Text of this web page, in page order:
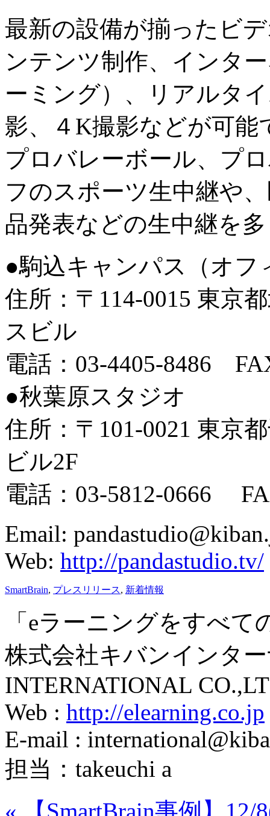
最新の設備が揃ったビ
ンテンツ制作、インタ
ーミング）、リアルタ
影、４K撮影などが可能
プロバレーボール、プ
フのスポーツ生中継や
品発表などの生中継を
●駒込キャンパス（オフ
住所：〒114-0015 東京
スビル
電話：03-4405-8486
●秋葉原スタジオ
住所：〒101-0021 東京
ビル2F
電話：03-5812-0666
Email:
Web: http://pandastudio.tv/
SmartBrain, プレスリリース, 新着情報
「eラーニングをすべて
株式会社キバンインタ
INTERNATIONAL
Web : http://elearning.co.jp
E-mail :
担当：takeuchi a